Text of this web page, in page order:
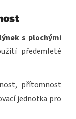
s plochými
předemleté
přítomnost
jednotka pro